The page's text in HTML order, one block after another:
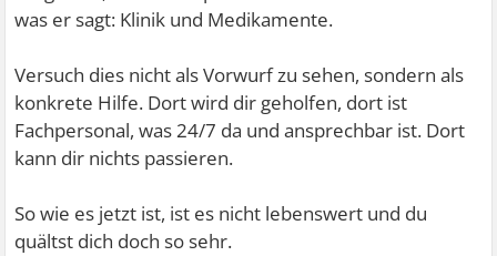
was er sagt: Klinik und Medikamente.
Versuch dies nicht als Vorwurf zu sehen, sondern als
konkrete Hilfe. Dort wird dir geholfen, dort ist
Fachpersonal, was 24/7 da und ansprechbar ist. Dort
kann dir nichts passieren.
So wie es jetzt ist, ist es nicht lebenswert und du
quältst dich doch so sehr.